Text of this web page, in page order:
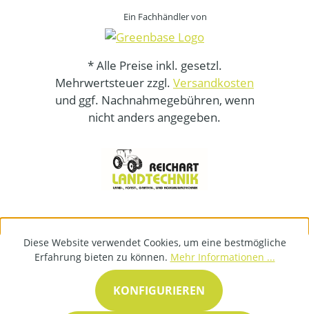
Ein Fachhändler von
* Alle Preise inkl. gesetzl.
Mehrwertsteuer zzgl. Versandkosten
und ggf. Nachnahmegebühren, wenn
nicht anders angegeben.
Diese Website verwendet Cookies, um eine bestmögliche
Erfahrung bieten zu können. Mehr Informationen ...
KONFIGURIEREN